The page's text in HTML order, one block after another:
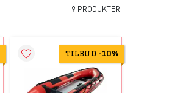
9 PRODUKTER
TILBUD -10%